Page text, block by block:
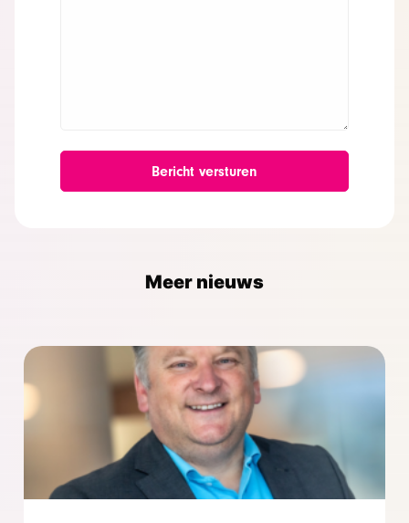
Meer nieuws